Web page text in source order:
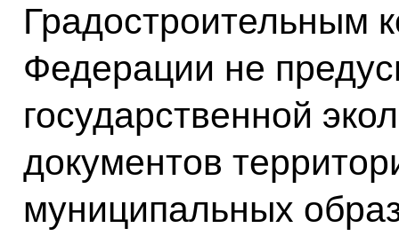
Градостроительным
Федерации не
государственной
документов
муниципальных